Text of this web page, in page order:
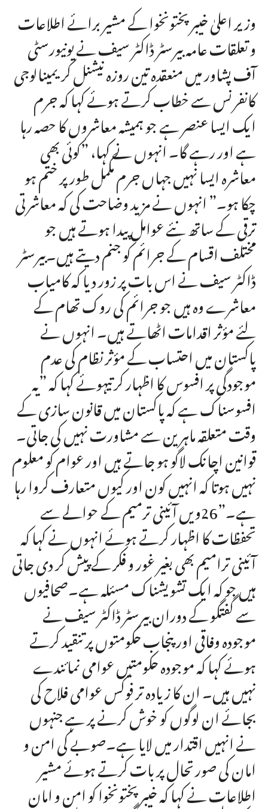
وزیر اعلیٰ خیبرپختونخوا کے مشیر برائے اطلاعات
و تعلقات عامہ بیرسٹر ڈاکٹر سیف نے یونیورسٹی
آف پشاور میں منعقدہ تین روزہ نیشنل کریمینالوجی
کانفرنس سے خطاب کرتے ہوئے کہا کہ جرم
ایک ایسا عنصر ہے جو ہمیشہ معاشروں کا حصہ رہا
ہے اور رہے گا۔ انہوں نے کہا، ”کوئی بھی
معاشرہ ایسا نہیں جہاں جرم مکمل طور پر ختم ہو
چکا ہو۔” انہوں نے مزید وضاحت کی کہ معاشرتی
ترقی کے ساتھ نئے عوامل پیدا ہوتے ہیں جو
مختلف اقسام کے جرائم کو جنم دیتے ہیں۔بیرسٹر
ڈاکٹر سیف نے اس بات پر زور دیا کہ کامیاب
معاشرے وہ ہیں جو جرائم کی روک تھام کے
لئے مؤثر اقدامات اٹھاتے ہیں۔ انہوں نے
پاکستان میں احتساب کے مؤثر نظام کی عدم
موجودگی پر افسوس کا اظہار کرتیہوئے کہا کہ ”یہ
افسوسناک ہے کہ پاکستان میں قانون سازی کے
وقت متعلقہ ماہرین سے مشاورت نہیں کی جاتی۔
قوانین اچانک لاگو ہو جاتے ہیں اور عوام کو معلوم
نہیں ہوتا کہ انہیں کون اور کیوں متعارف کروا رہا
ہے۔”26ویں آئینی ترمیم کے حوالے سے
تحفظات کا اظہار کرتے ہوئے انہوں نے کہا کہ
آئینی ترامیم بھی بغیر غور و فکر کے پیش کر دی جاتی
ہیں جو کہ ایک تشویشناک مسئلہ ہے۔صحافیوں
سے گفتگو کے دوران بیرسٹر ڈاکٹر سیف نے
موجودہ وفاقی اور پنجاب حکومتوں پر تنقید کرتے
ہوئے کہا کہ موجودہ حکومتیں عوامی نمائندے
نہیں ہیں۔ ان کا زیادہ تر فوکس عوامی فلاح کی
بجائے ان لوگوں کو خوش کرنے پر ہے جنہوں
نے انہیں اقتدار میں لایا ہے۔صوبے کی امن و
امان کی صورتحال پر بات کرتے ہوئے مشیر
اطلاعات نے کہا کہ خیبرپختونخوا کو امن و امان